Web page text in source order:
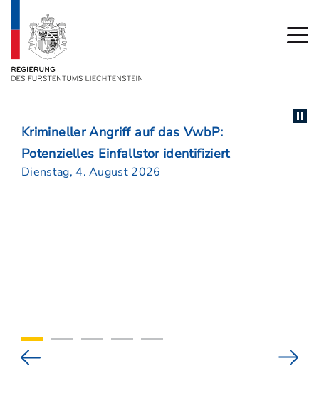
Krimineller Angriff auf das VwbP:
Potenzielles Einfallstor identifiziert
Dienstag, 4. August 2026